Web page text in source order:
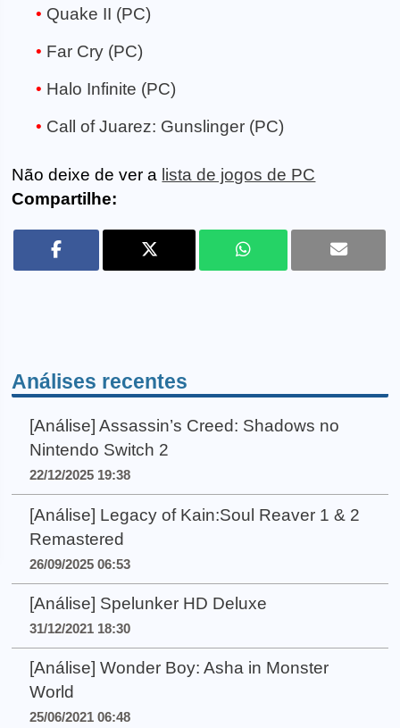
Quake II (PC)
Far Cry (PC)
Halo Infinite (PC)
Call of Juarez: Gunslinger (PC)
Não deixe de ver a lista de jogos de PC
Compartilhe:
Análises recentes
[Análise] Assassin’s Creed: Shadows no
Nintendo Switch 2
22/12/2025 19:38
[Análise] Legacy of Kain:Soul Reaver 1 & 2
Remastered
26/09/2025 06:53
[Análise] Spelunker HD Deluxe
31/12/2021 18:30
[Análise] Wonder Boy: Asha in Monster
World
25/06/2021 06:48